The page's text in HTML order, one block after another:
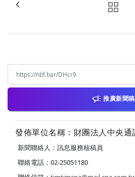
推廣新聞稿
發佈單位名稱：財團法人中央通
新聞聯絡人：訊息服務核稿員
聯絡電話：02-25051180